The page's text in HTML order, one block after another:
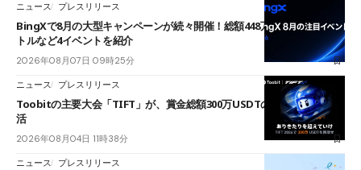
ニュース プレスリリース
BingXで8月の大型キャンペーンが続々開催！総額448万USDT超のAIバ
トルなど4イベントを紹介
2026年08月07日 09時25分
ニュース プレスリリース
Toobitの主要大会「TIFT」が、賞金総額300万USDTのレースとして復
活
2026年08月04日 11時38分
ニュース プレスリリース